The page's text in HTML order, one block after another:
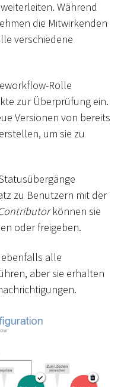
Während
die Mitwirkenden
verschiedene
Rolle
zur Überprüfung ein.
Versionen von bereits
um sie zu
zu Benutzern mit der
können sie
oder freigeben.
alle
aber sie erhalten